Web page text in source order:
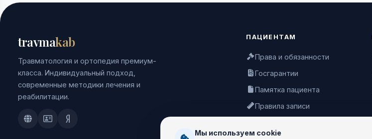
travmakab
Травматология и ортопедия премиум-
класса. Индивидуальный подход,
современные методики лечения и
реабилитации.
Doctu.ruПроДокторов
Яндекс.Здоровье
ПАЦИЕНТАМ
Права и обязанности
Госгарантии
Памятка пациента
Правила записи
Мы используем cookie